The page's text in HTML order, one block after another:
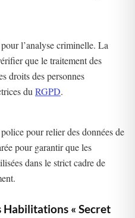
l’analyse criminelle. La
que le traitement des
droits des personnes
du RGPD.
pour relier des données de
pour garantir que les
dans le strict cadre de
Habilitations « Secret